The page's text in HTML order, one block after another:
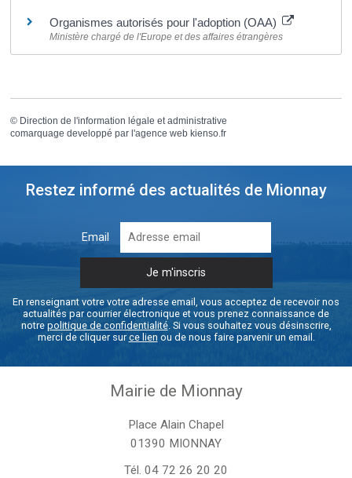
Organismes autorisés pour l'adoption (OAA)
Ministère chargé de l'Europe et des affaires étrangères
© Direction de l'information légale et administrative
comarquage developpé par l'agence web kienso.fr
Restez informé des actualités de Mionnay
Email
En renseignant votre votre adresse email, vous acceptez de recevoir nos
actualités par courrier électronique et vous prenez connaissance de
notre politique de confidentialité. Si vous souhaitez vous désinscrire,
merci de cliquer surce lien ou de nous faire parvenir un email.
Mairie de Mionnay
Place Alain Chapel
01390 MIONNAY
Tél. 04 72 26 20 20